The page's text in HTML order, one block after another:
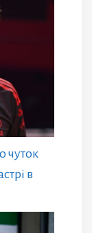
чуток
в